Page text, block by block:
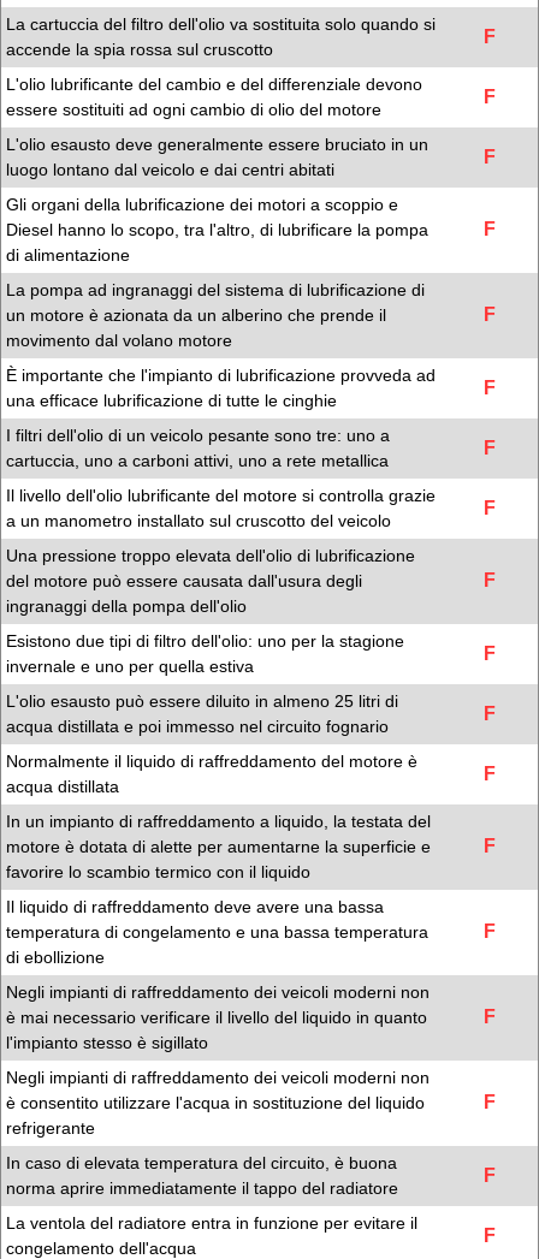
La cartuccia del filtro dell'olio va sostituita solo quando si
accende la spia rossa sul cruscotto
F
L'olio lubrificante del cambio e del differenziale devono
essere sostituiti ad ogni cambio di olio del motore
F
L'olio esausto deve generalmente essere bruciato in un
luogo lontano dal veicolo e dai centri abitati
F
Gli organi della lubrificazione dei motori a scoppio e
Diesel hanno lo scopo, tra l'altro, di lubrificare la pompa
di alimentazione
F
La pompa ad ingranaggi del sistema di lubrificazione di
un motore è azionata da un alberino che prende il
movimento dal volano motore
F
È importante che l'impianto di lubrificazione provveda ad
una efficace lubrificazione di tutte le cinghie
F
I filtri dell'olio di un veicolo pesante sono tre: uno a
cartuccia, uno a carboni attivi, uno a rete metallica
F
Il livello dell'olio lubrificante del motore si controlla grazie
a un manometro installato sul cruscotto del veicolo
F
Una pressione troppo elevata dell'olio di lubrificazione
del motore può essere causata dall'usura degli
ingranaggi della pompa dell'olio
F
Esistono due tipi di filtro dell'olio: uno per la stagione
invernale e uno per quella estiva
F
L'olio esausto può essere diluito in almeno 25 litri di
acqua distillata e poi immesso nel circuito fognario
F
Normalmente il liquido di raffreddamento del motore è
acqua distillata
F
In un impianto di raffreddamento a liquido, la testata del
motore è dotata di alette per aumentarne la superficie e
favorire lo scambio termico con il liquido
F
Il liquido di raffreddamento deve avere una bassa
temperatura di congelamento e una bassa temperatura
di ebollizione
F
Negli impianti di raffreddamento dei veicoli moderni non
è mai necessario verificare il livello del liquido in quanto
l'impianto stesso è sigillato
F
Negli impianti di raffreddamento dei veicoli moderni non
è consentito utilizzare l'acqua in sostituzione del liquido
refrigerante
F
In caso di elevata temperatura del circuito, è buona
norma aprire immediatamente il tappo del radiatore
F
La ventola del radiatore entra in funzione per evitare il
congelamento dell'acqua
F